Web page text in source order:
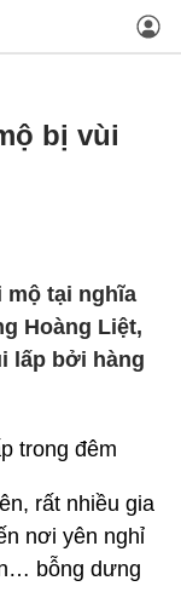
bị vùi
mộ tại nghĩa
Hoàng Liệt,
lấp bởi hàng
trong đêm
rất nhiều gia
nơi yên nghỉ
bỗng dưng